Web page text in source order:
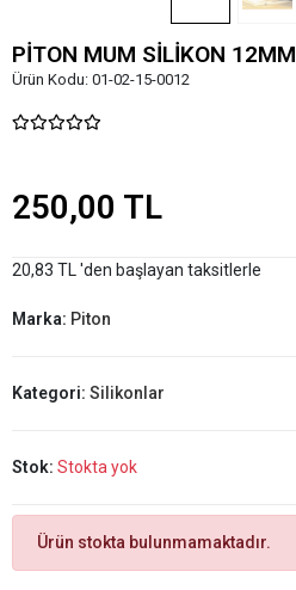
PİTON MUM SİLİKON 12MM
Ürün Kodu: 01-02-15-0012
250,00 TL
20,83 TL 'den başlayan taksitlerle
Marka: Piton
Kategori: Silikonlar
Stok: Stokta yok
Ürün stokta bulunmamaktadır.